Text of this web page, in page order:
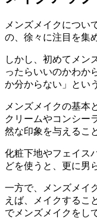
メンズメイクについ
の、徐々に注目を集
しかし、初めてメン
ったらいいのかわか
か分からない」とい
メンズメイクの基本
クリームやコンシー
然な印象を与えるこ
化粧下地やフェイス
どを使うと、更に男
一方で、メンズメイ
えば、メイクするこ
でメンズメイクをし